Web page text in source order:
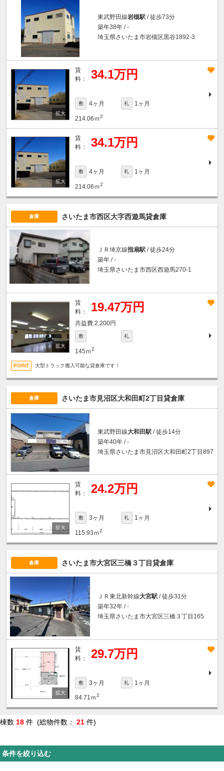
東武野田線岩槻駅 / 徒歩73分
築年38年 / -
埼玉県さいたま市岩槻区黒谷1892-3
賃
料：
34.1万円
敷 4ヶ月 礼 1ヶ月
214.06ｍ2
賃
料：
34.1万円
敷 4ヶ月 礼 1ヶ月
214.06ｍ2
倉庫 さいたま市西区大字西遊馬貸倉庫
ＪＲ埼京線指扇駅 / 徒歩24分
築年 / -
埼玉県さいたま市西区西遊馬270-1
賃
料：
19.47万円
2,200円
敷 礼
145ｍ2
大型トラック搬入可能な貸倉庫です！
倉庫 さいたま市見沼区大和田町2丁目貸倉庫
東武野田線大和田駅 / 徒歩14分
築年40年 / -
埼玉県さいたま市見沼区大和田町2丁目897
賃
料：
24.2万円
敷 3ヶ月 礼 1ヶ月
115.93ｍ2
倉庫 さいたま市大宮区三橋３丁目貸倉庫
ＪＲ東北新幹線大宮駅 / 徒歩31分
築年32年 / -
埼玉県さいたま市大宮区三橋３丁目165
賃
料：
29.7万円
敷 3ヶ月 礼 1ヶ月
84.71ｍ2
棟数 18 件 (総物件数： 21 件)
条件を絞り込む